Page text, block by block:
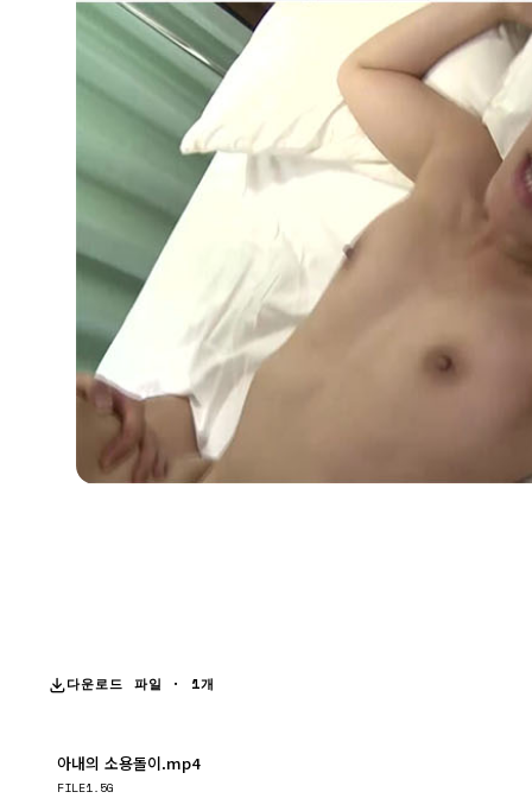
다운로드 파일 · 1개
아내의 소용돌이.mp4
FILE1.5G